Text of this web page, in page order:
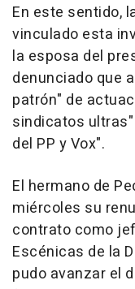
En este sentido,
vinculado esta
la esposa del
denunciado que
patrón" de
sindicatos
del PP y Vox".
El hermano de
miércoles su
contrato como
Escénicas de la
pudo avanzar el